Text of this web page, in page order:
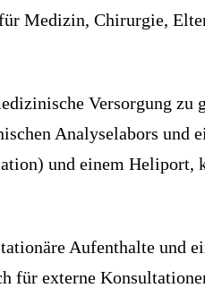
Medizin, Chirurgie,
Versorgung zu
Analyselabors und
und einem Heliport,
Aufenthalte und
für externe